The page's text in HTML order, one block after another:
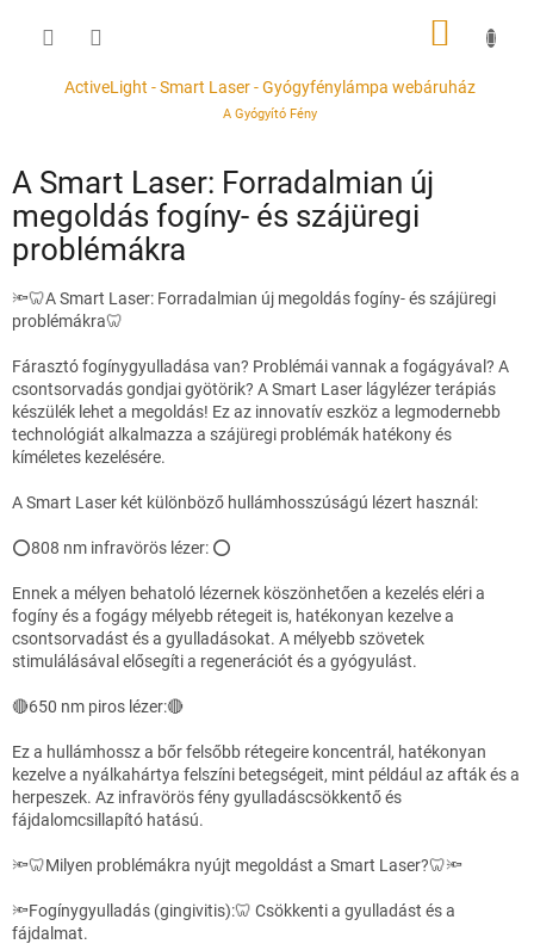
tartalomhozActiveLight - Smart Laser - Gyógyfénylámpa webáruház
A Gyógyító Fény
KOSÁR
A Smart Laser: Forradalmian új
megoldás fogíny- és szájüregi
problémákra
🔦🦷A Smart Laser: Forradalmian új megoldás fogíny- és szájüregi
problémákra🦷
Fárasztó fogínygyulladása van? Problémái vannak a fogágyával? A
csontsorvadás gondjai gyötörik? A Smart Laser lágylézer terápiás
készülék lehet a megoldás! Ez az innovatív eszköz a legmodernebb
technológiát alkalmazza a szájüregi problémák hatékony és
kíméletes kezelésére.
A Smart Laser két különböző hullámhosszúságú lézert használ:
⭕808 nm infravörös lézer: ⭕
Ennek a mélyen behatoló lézernek köszönhetően a kezelés eléri a
fogíny és a fogágy mélyebb rétegeit is, hatékonyan kezelve a
csontsorvadást és a gyulladásokat. A mélyebb szövetek
stimulálásával elősegíti a regenerációt és a gyógyulást.
🔴650 nm piros lézer:🔴
Ez a hullámhossz a bőr felsőbb rétegeire koncentrál, hatékonyan
kezelve a nyálkahártya felszíni betegségeit, mint például az afták és a
herpeszek. Az infravörös fény gyulladáscsökkentő és
fájdalomcsillapító hatású.
🔦🦷Milyen problémákra nyújt megoldást a Smart Laser?🦷🔦
🔦Fogínygyulladás (gingivitis):🦷 Csökkenti a gyulladást és a
fájdalmat.